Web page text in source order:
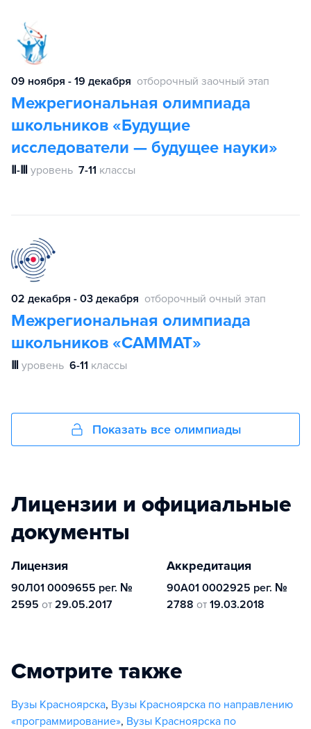
09 ноября - 19 декабря отборочный заочный этап
Межрегиональная олимпиада
школьников «Будущие
исследователи — будущее науки»
Ⅱ-Ⅲ уровень 7-11 классы
02 декабря - 03 декабря отборочный очный этап
Межрегиональная олимпиада
школьников «САММАТ»
Ⅲ уровень 6-11 классы
Показать все олимпиады
Лицензии и официальные
документы
Лицензия
90Л01 0009655 рег. №
2595 от 29.05.2017
Аккредитация
90А01 0002925 рег. №
2788 от 19.03.2018
Смотрите также
Вузы Красноярска, Вузы Красноярска по направлению
«программирование», Вузы Красноярска по